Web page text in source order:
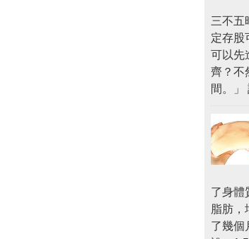
三不五
定存股
可以先
齊？不
間。」
了身體
脂肪，
了幾個